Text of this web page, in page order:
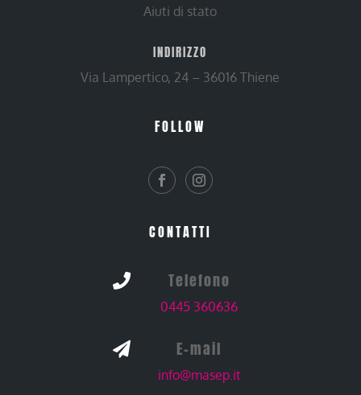
Aiuti di stato
INDIRIZZO
Via Lampertico, 24 – 36016 Thiene
FOLLOW
CONTATTI
 Telefono
0445 360636
 E-mail
info@masep.it